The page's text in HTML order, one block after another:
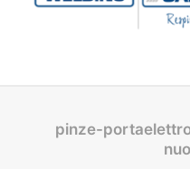
CHI SIAMO
pinze-